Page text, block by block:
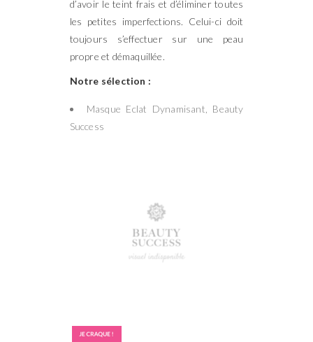
d’avoir le teint frais et d’éliminer toutes
les petites imperfections. Celui-ci doit
toujours s’effectuer sur une peau
propre et démaquillée.
Notre sélection :
Masque Eclat Dynamisant, Beauty
Success